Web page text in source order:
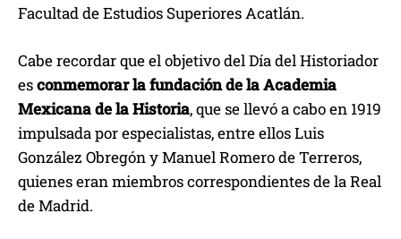
Facultad de Estudios Superiores Acatlán.
Cabe recordar que el objetivo del Día del Historiador
esconmemorar la fundación de la Academia
Mexicana de la Historia, que se llevó a cabo en 1919
impulsada por especialistas, entre ellos Luis
González Obregón y Manuel Romero de Terreros,
quienes eran miembros correspondientes de la Real
de Madrid.